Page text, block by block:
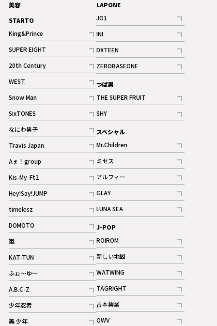
美容
STARTO
King&Prince
記事
SUPER EIGHT
記事
20th Century
記事
WEST.
記事
Snow Man
記事
ギャラリー
SixTONES
記事
ギャラリー
なにわ男子
記事
Travis Japan
記事
Aぇ！group
記事
Kis-My-Ft2
記事
ギャラリー
Hey!Say!JUMP
記事
timelesz
記事
DOMOTO
記事
嵐
記事
KAT-TUN
記事
ふぉ～ゆ～
記事
A.B.C-Z
記事
ギャラリー
少年忍者
記事
美 少年
LAPONE
JO1
記事
INI
記事
ギャラリー
DXTEEN
記事
ギャラリー
ZEROBASEONE
記事
つば男
THE SUPER FRUIT
記事
SHY
記事
スペシャル
Mr.Children
記事
ミセス
記事
アルフィー
記事
GLAY
記事
LUNA SEA
記事
J-POP
ROIROM
記事
新しい地図
記事
WATWING
記事
TAGRIGHT
記事
吉本興業
記事
OWV